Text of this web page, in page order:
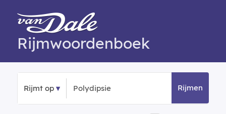
Rijmwoordenboek
Rijmt op Rijmen